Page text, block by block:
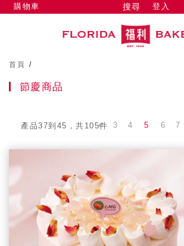
搜尋 登入
購物車
首頁 /
節慶商品
產品37到45，共105件 3 4 5 6 7